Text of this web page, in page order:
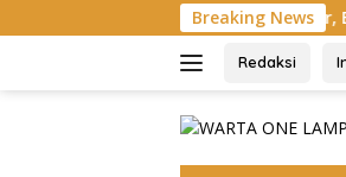
ke
Breaking News
Bade 24 Meter, Bupati Radityo Egi
Redaksi